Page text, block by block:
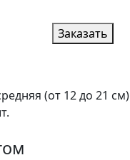
Заказать
(от 12 до 21 см)